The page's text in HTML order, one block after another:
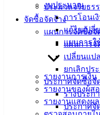
ประมวลจริยธร
จัดซื้อจัดจ้าง
แผนการจัดซื้อจั
แผนการจั
เปลี่ยนแป
ยกเลิกปร
ประกาศจัดซื้อจั
ร่างประก
ประกาศจั
งบประมาณ
การโอนเ
แก้ไขเปลี่
แผนการใ
รายงานการเงิน
รายงานของผู้ส
รายงานแสดงผ